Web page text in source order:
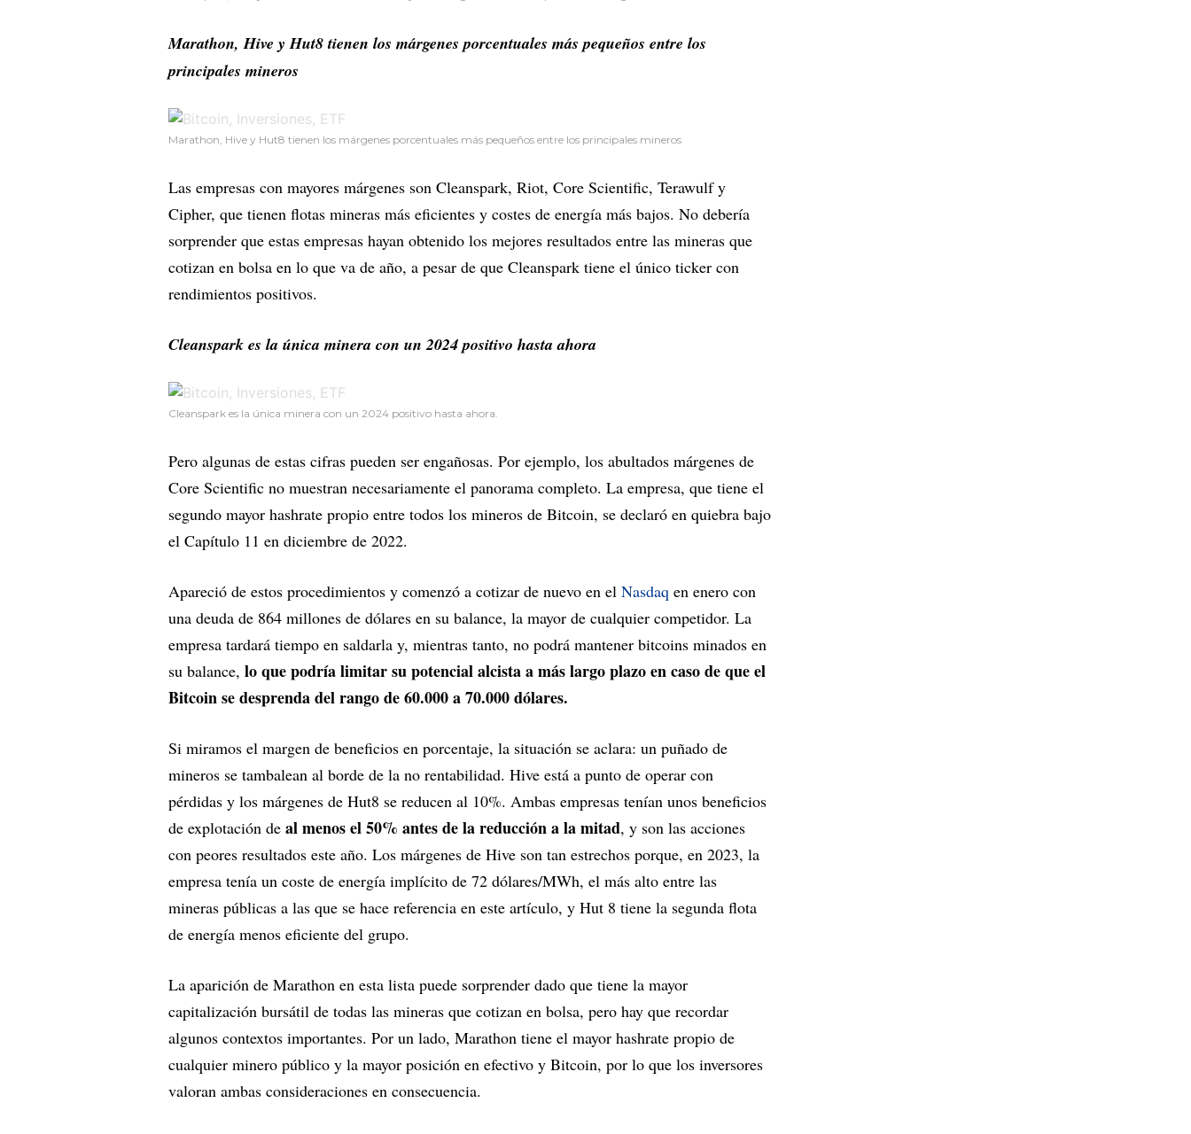
Marathon, Hive y Hut8 tienen los márgenes porcentuales más pequeños entre los
principales mineros
Marathon, Hive y Hut8 tienen los márgenes porcentuales más pequeños entre los principales mineros
Las empresas con mayores márgenes son Cleanspark, Riot, Core Scientific, Terawulf y
Cipher, que tienen flotas mineras más eficientes y costes de energía más bajos. No debería
sorprender que estas empresas hayan obtenido los mejores resultados entre las mineras que
cotizan en bolsa en lo que va de año, a pesar de que Cleanspark tiene el único ticker con
rendimientos positivos.
Cleanspark es la única minera con un 2024 positivo hasta ahora
Cleanspark es la única minera con un 2024 positivo hasta ahora.
Pero algunas de estas cifras pueden ser engañosas. Por ejemplo, los abultados márgenes de
Core Scientific no muestran necesariamente el panorama completo. La empresa, que tiene el
segundo mayor hashrate propio entre todos los mineros de Bitcoin, se declaró en quiebra bajo
el Capítulo 11 en diciembre de 2022.
Apareció de estos procedimientos y comenzó a cotizar de nuevo en el Nasdaq en enero con
una deuda de 864 millones de dólares en su balance, la mayor de cualquier competidor. La
empresa tardará tiempo en saldarla y, mientras tanto, no podrá mantener bitcoins minados en
su balance, lo que podría limitar su potencial alcista a más largo plazo en caso de que el
Bitcoin se desprenda del rango de 60.000 a 70.000 dólares.
Si miramos el margen de beneficios en porcentaje, la situación se aclara: un puñado de
mineros se tambalean al borde de la no rentabilidad. Hive está a punto de operar con
pérdidas y los márgenes de Hut8 se reducen al 10%. Ambas empresas tenían unos beneficios
de explotación de al menos el 50% antes de la reducción a la mitad, y son las acciones
con peores resultados este año. Los márgenes de Hive son tan estrechos porque, en 2023, la
empresa tenía un coste de energía implícito de 72 dólares/MWh, el más alto entre las
mineras públicas a las que se hace referencia en este artículo, y Hut 8 tiene la segunda flota
de energía menos eficiente del grupo.
La aparición de Marathon en esta lista puede sorprender dado que tiene la mayor
capitalización bursátil de todas las mineras que cotizan en bolsa, pero hay que recordar
algunos contextos importantes. Por un lado, Marathon tiene el mayor hashrate propio de
cualquier minero público y la mayor posición en efectivo y Bitcoin, por lo que los inversores
valoran ambas consideraciones en consecuencia.